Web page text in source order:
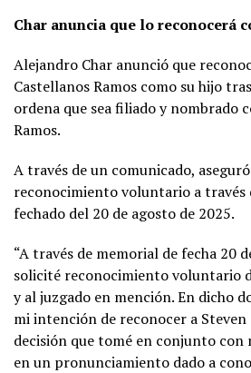
Char anuncia que lo reconocerá
Alejandro Char anunció que
Castellanos Ramos como su hijo
ordena que sea filiado y nombrado
Ramos.
A través de un comunicado,
reconocimiento voluntario a través
fechado del 20 de agosto de 2025.
“A través de memorial de fecha 20
solicité reconocimiento voluntario
y al juzgado en mención. En dicho
mi intención de reconocer a Steven
decisión que tomé en conjunto con
en un pronunciamiento dado a